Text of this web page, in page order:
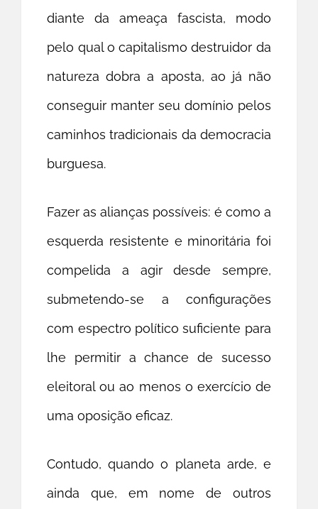
diante da ameaça fascista, modo
pelo qual o capitalismo destruidor da
natureza dobra a aposta, ao já não
conseguir manter seu domínio pelos
caminhos tradicionais da democracia
burguesa.
Fazer as alianças possíveis: é como a
esquerda resistente e minoritária foi
compelida a agir desde sempre,
submetendo-se a configurações
com espectro político suficiente para
lhe permitir a chance de sucesso
eleitoral ou ao menos o exercício de
uma oposição eficaz.
Contudo, quando o planeta arde, e
ainda que, em nome de outros